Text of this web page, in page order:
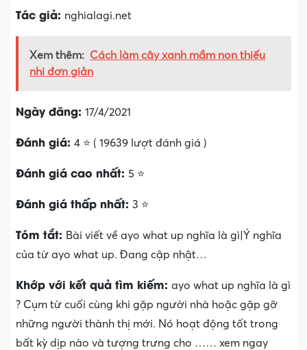
Tác giả: nghialagi.net
Xem thêm: Cách làm cây xanh mầm non thiếu
nhi đơn giản
Ngày đăng: 17/4/2021
Đánh giá: 4 ⭐ ( 19639 lượt đánh giá )
Đánh giá cao nhất: 5 ⭐
Đánh giá thấp nhất: 3 ⭐
Tóm tắt: Bài viết về ayo what up nghĩa là gì|Ý nghĩa
của từ ayo what up. Đang cập nhật…
Khớp với kết quả tìm kiếm: ayo what up nghĩa là gì
? Cụm từ cuối cùng khi gặp người nhà hoặc gặp gỡ
những người thành thị mới. Nó hoạt động tốt trong
bất kỳ dịp nào và tượng trưng cho …… xem ngay